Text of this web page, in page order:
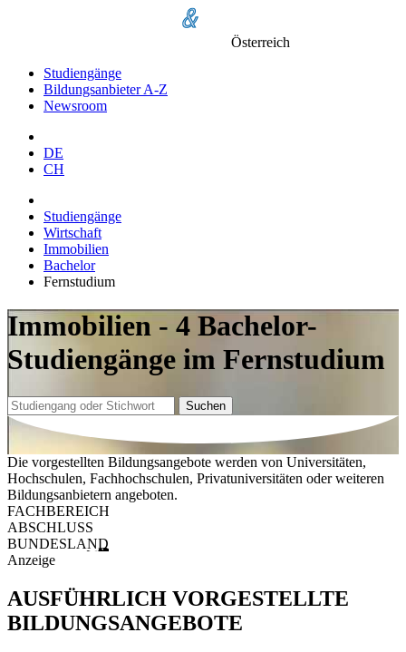
Österreich
Studiengänge
Bildungsanbieter A-Z
Newsroom
DE
CH
Studiengänge
Wirtschaft
Immobilien
Bachelor
Fernstudium
Immobilien - 4 Bachelor-
Studiengänge im Fernstudium
Suchen
Die vorgestellten Bildungsangebote werden von Universitäten,
Hochschulen, Fachhochschulen, Privatuniversitäten oder weiteren
Bildungsanbietern angeboten.
FACHBEREICH
ABSCHLUSS
BUNDESLAND
Anzeige
AUSFÜHRLICH VORGESTELLTE
BILDUNGSANGEBOTE